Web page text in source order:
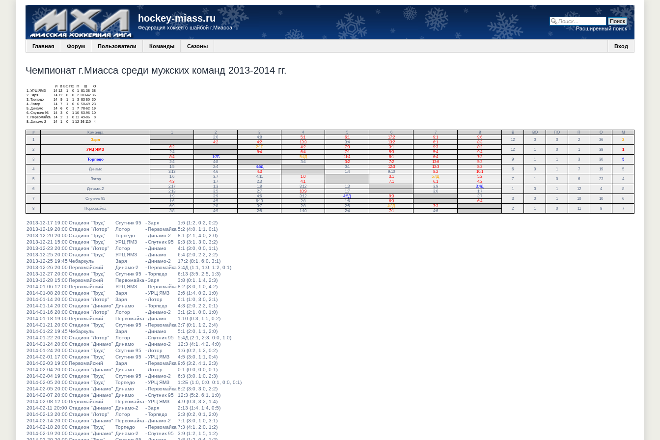
hockey-miass.ru
Федерация хоккея с шайбой г.Миасса Расширенный поиск
Главная Форум Пользователи Команды Сезоны Вход
Чемпионат г.Миасса среди мужских команд 2013-2014 гг.
И В ВО ПО П
О
1.
УРЦ ЯМЗ 14 12 1 0 1 81-38 38
2. Заря 14 12 0 0 2 103-42 36
3. Торпедо 14 9 1 1 3 83-50 30
4. Лотор 14 7 1 0 6 50-49 23
5.
Динамо 14 6 0 1 7 78-62 19
6. Спутник 95 14 3 0 1 10 53-96 10
7.
Первомайка 14 2 1 0 11 49-86
8
8.
Динамо-2 14 1 0 1 12 36-110 4
# Команда 1 2 3 4 5 6 7 8 В ВО ПО П О
М
1
Заря
2:6 4:8 5:1 6:1 17:2 9:1 9:6
12 0 0 2 36 2
4:2 4:2 13:3 3:4 13:2 6:1
8:3
2
УРЦ ЯМЗ
6:2 2:1Б 4:2 7:3 3:1 9:3 8:2
12 1 0 1 38 1
2:4 8:4 6:4 7:1 5:3 5:4
9:4
3
Торпедо
8:4 1:2Б 5:4Д 11:4 8:1 6:4 7:3
9 1 1 3 30 3
2:4 4:8 3:4 3:2 7:2 13:6
5:2
4
Динамо
1:5 2:4 4:5Д 0:1 12:3 12:3 8:2
6 0 1 7 19 5
3:13 4:6 4:3 1:4 9:10 8:2
10:1
5
Лотор
1:6 3:7 4:11 1:0 3:1 5:4Д 5:2
7 1 0 6 23 4
4:3 1:7 2:3 4:1 7:1 6:1
4:2
6
Динамо-2
2:17 1:3 1:8 3:12 1:3 3:9 3:4Д
1 0 1 12 4 8
2:13 3:5 2:7 10:9 1:7 3:6
1:7
7
Спутник 95
1:9 3:9 4:6 3:12 4:5Д 9:3 3:7
3 0 1 10 10 6
1:6 4:5 6:13 2:8 1:6 6:3
6:4
8
Первомайка
6:9 2:8 3:7 2:8 2:5 4:3Д 7:3
2 1 0 11 8 7
3:8 4:9 2:5 1:10 2:4 7:1 4:6
2013-12-17 19:00Стадион "Труд" Спутник 95 -Заря
1:6 (1:2, 0:2, 0:2)
2013-12-19 20:00Стадион "Лотор" Лотор -Первомайка 5:2 (4:0, 1:1, 0:1)
2013-12-20 20:00Стадион "Труд" Торпедо - Динамо-2
8:1 (2:1, 4:0, 2:0)
2013-12-21 15:00Стадион "Труд" УРЦ ЯМЗ -Спутник 95
9:3 (3:1, 3:0, 3:2)
2013-12-23 20:00Стадион "Лотор" Лотор - Динамо
4:1 (3:0, 0:0, 1:1)
2013-12-25 20:00Стадион "Труд" УРЦ ЯМЗ - Динамо
6:4 (2:0, 2:2, 2:2)
2013-12-25 19:45 Чебаркуль Заря - Динамо-2
17:2 (8:1, 6:0, 3:1)
2013-12-26 20:00Первомайский Динамо-2 -Первомайка 3:4Д (1:1, 1:0, 1:2, 0:1)
2013-12-27 20:00Стадион "Труд" Спутник 95 -Торпедо
6:13 (3:5, 2:5, 1:3)
2013-12-28 15:00Первомайский Первомайка -Заря
3:8 (0:1, 1:4, 2:3)
2014-01-06 12:00Первомайский УРЦ ЯМЗ -Первомайка 8:2 (3:0, 1:0, 4:2)
2014-01-08 20:00Стадион "Труд" Заря -УРЦ ЯМЗ
2:6 (1:4, 0:2, 1:0)
2014-01-14 20:00Стадион "Лотор" Заря - Лотор
6:1 (1:0, 3:0, 2:1)
2014-01-14 20:00Стадион "Динамо" Динамо -Торпедо
4:3 (2:0, 2:2, 0:1)
2014-01-16 20:00Стадион "Лотор" Лотор - Динамо-2
3:1 (2:1, 0:0, 1:0)
2014-01-18 19:00Первомайский Первомайка - Динамо
1:10 (0:3, 1:5, 0:2)
2014-01-21 20:00Стадион "Труд" Спутник 95 -Первомайка 3:7 (0:1, 1:2, 2:4)
2014-01-22 19:45 Чебаркуль Заря - Динамо
5:1 (2:0, 1:1, 2:0)
2014-01-22 20:00Стадион "Лотор" Лотор -Спутник 95
5:4Д (2:1, 2:3, 0:0, 1:0)
2014-01-24 20:00Стадион "Динамо" Динамо - Динамо-2
12:3 (4:1, 4:2, 4:0)
2014-01-24 20:00Стадион "Труд" Спутник 95 - Лотор
1:6 (0:2, 1:2, 0:2)
2014-02-01 17:00Стадион "Труд" Спутник 95 -УРЦ ЯМЗ
4:5 (3:0, 1:1, 0:4)
2014-02-03 19:00Первомайский Заря -Первомайка 9:6 (3:2, 4:1, 2:3)
2014-02-04 20:00Стадион "Динамо" Динамо - Лотор
0:1 (0:0, 0:0, 0:1)
2014-02-04 19:00Стадион "Труд" Спутник 95 - Динамо-2
6:3 (3:0, 1:0, 2:3)
2014-02-05 20:00Стадион "Труд" Торпедо -УРЦ ЯМЗ
1:2Б (1:0, 0:0, 0:1, 0:0, 0:1)
2014-02-05 20:00Стадион "Динамо" Динамо -Первомайка 8:2 (3:0, 3:0, 2:2)
2014-02-07 20:00Стадион "Динамо" Динамо -Спутник 95
12:3 (5:2, 6:1, 1:0)
2014-02-08 12:00Первомайский Первомайка -УРЦ ЯМЗ
4:9 (0:3, 3:2, 1:4)
2014-02-11 20:00 Стадион "Динамо" Динамо-2 -Заря
2:13 (1:4, 1:4, 0:5)
2014-02-13 20:00Стадион "Лотор" Лотор -Торпедо
2:3 (0:2, 0:1, 2:0)
2014-02-14 20:00Стадион "Динамо" Первомайка - Динамо-2
7:1 (3:0, 1:0, 3:1)
2014-02-18 20:00Стадион "Труд" Торпедо -Первомайка 7:3 (4:1, 2:0, 1:2)
2014-02-19 20:00Стадион "Динамо" Динамо-2 -Спутник 95
3:9 (1:2, 1:5, 1:2)